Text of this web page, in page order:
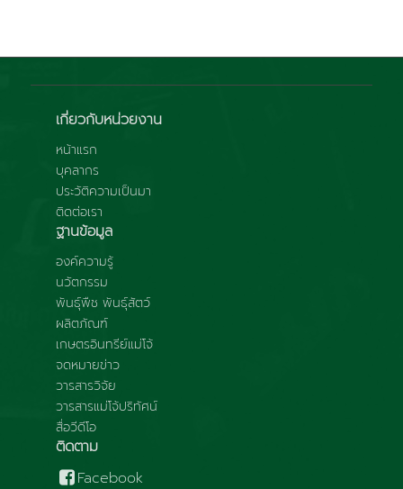
เกี่ยวกับหน่วยงาน
หน้าแรก
บุคลากร
ประวัติความเป็นมา
ติดต่อเรา
ฐานข้อมูล
องค์ความรู้
นวัตกรรม
พันธุ์พืช พันธุ์สัตว์
ผลิตภัณฑ์
เกษตรอินทรีย์แม่โจ้
จดหมายข่าว
วารสารวิจัย
วารสารแม่โจ้ปริทัศน์
สื่อวีดีโอ
ติดตาม
Facebook